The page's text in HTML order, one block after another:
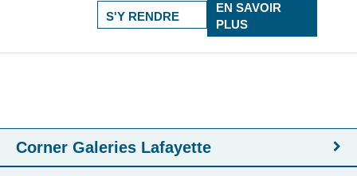
EN SAVOIR
PLUS
S'Y RENDRE
Corner Galeries Lafayette